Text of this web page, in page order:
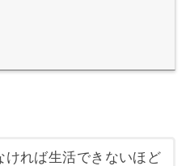
ければ生活できないほど